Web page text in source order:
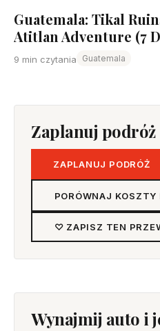
Guatemala: Tikal
Atitlan Adventure (7
9 min czytania Guatemala
Zaplanuj podróż
ZAPLANUJ PODRÓŻ
PORÓWNAJ KOSZTY
♡ ZAPISZ TEN
Wynajmij auto i